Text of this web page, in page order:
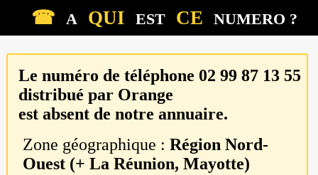
☎ A QUI EST CE NUMERO ?
Le numéro de téléphone 02 99 87 13 55
distribué par Orange
est absent de notre annuaire.
Zone géographique :Région Nord-
Ouest (+ La Réunion, Mayotte)